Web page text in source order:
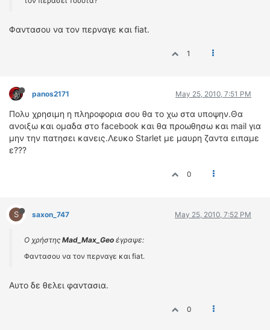
Φαντασου να τον περναγε και fiat.
1
panos2171 May 25, 2010, 7:51 PM
Πολυ χρησιμη η πληροφορια σου θα το χω στα υποψην.Θα
ανοιξω και ομαδα στο facebook και θα προωθησω και mail για
μην την πατησει κανεις.Λευκο Starlet με μαυρη ζαντα ειπαμε
ε???
0
S saxon_747 May 25, 2010, 7:52 PM
Ο χρήστης Mad_Max_Geo έγραψε:
Φαντασου να τον περναγε και fiat.
Αυτο δε θελει φαντασια.
0